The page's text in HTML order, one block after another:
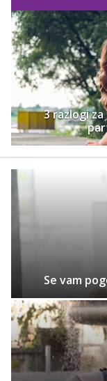
3 razlogi
Se vam